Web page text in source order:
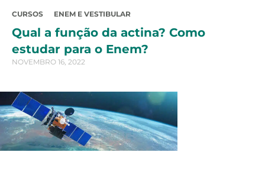
CURSOS ENEM E VESTIBULAR
Qual a função da actina? Como
estudar para o Enem?
NOVEMBRO 16, 2022